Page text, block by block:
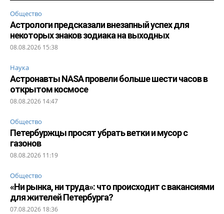
Общество
Астрологи предсказали внезапный успех для
некоторых знаков зодиака на выходных
08.08.2026 15:38
Наука
Астронавты NASA провели больше шести часов в
открытом космосе
08.08.2026 14:47
Общество
Петербуржцы просят убрать ветки и мусор с
газонов
08.08.2026 11:19
Общество
«Ни рынка, ни труда»: что происходит с вакансиями
для жителей Петербурга?
07.08.2026 18:36